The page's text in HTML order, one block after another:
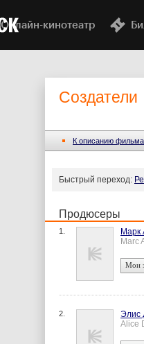
Онлайн-кинотеатр
Создатели
К описанию
Быстрый переход:
Продюсеры
1.
Марк
Marc
Мои
2.
Элис
Alice